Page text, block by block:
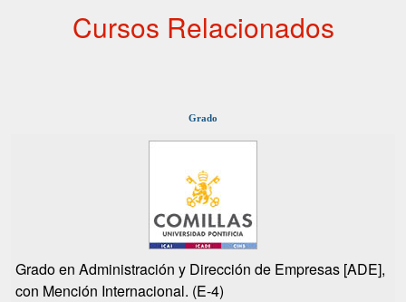
Cursos Relacionados
Grado
Grado en Administración y Dirección de Empresas [ADE],
con Mención Internacional. (E-4)